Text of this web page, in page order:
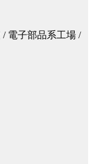
電子部品系工場 /